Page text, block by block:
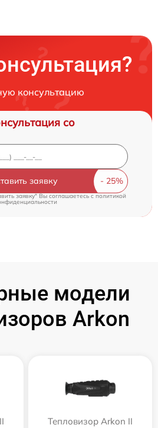
консультацию
со
заявку
заявку" Вы соглашаетесь c политикой
модели
Arkon
Тепловизор Arkon II